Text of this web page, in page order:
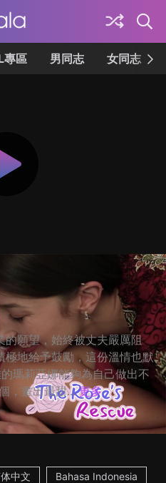
專區 男同志 女同志
的願望，始終被丈夫嚴厲阻
地給予鼓勵，這份溫情也默
瑪莉亞娜能夠為自己做出不
，畫出最甜... 更多
中文 Bahasa Indonesia